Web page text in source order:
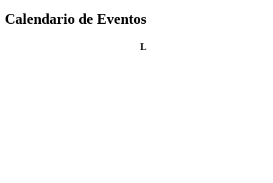
Calendario de Eventos
Llunes